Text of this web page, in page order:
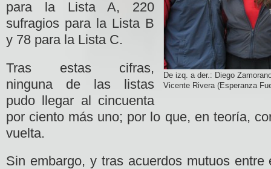
De izq. a der.: Diego
Vicente Rivera (Esperanza
para la Lista A, 220
sufragios para la Lista B
y 78 para la Lista C.
Tras estas cifras,
ninguna de las listas
pudo llegar al cincuenta
por ciento más uno; por lo que, en teoría,
vuelta.
Sin embargo, y tras acuerdos mutuos